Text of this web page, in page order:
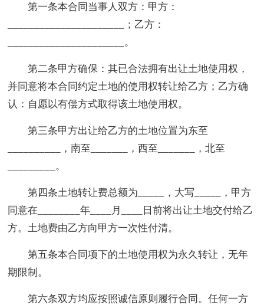
第一条本合同当事人双方：甲方：
______________________；乙方：
______________________。
第二条甲方确保：其已合法拥有出让土地使用权，
并同意将本合同约定土地的使用权转让给乙方；乙方确
认：自愿以有偿方式取得该土地使用权。
第三条甲方出让给乙方的土地位置为东至
__________，南至_______，西至_______，北至
_________。
第四条土地转让费总额为_____，大写_____，甲方
同意在________年____月____日前将出让土地交付给乙
方。土地费由乙方向甲方一次性付清。
第五条本合同项下的土地使用权为永久转让，无年
期限制。
第六条双方均应按照诚信原则履行合同。任何一方